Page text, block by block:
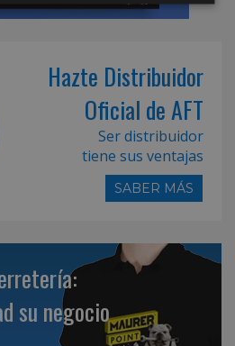
Hazte Distribuidor
Oficial de AFT
Ser distribuidor
tiene sus ventajas
SABER MÁS
su negocio